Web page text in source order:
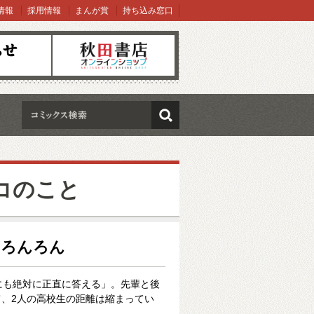
オンラインショップ
報 採用情報 まんが賞 持ち込み窓口
検索
のこと
んろん
絶対に正直に答える」。先輩と後
2人の高校生の距離は縮まってい